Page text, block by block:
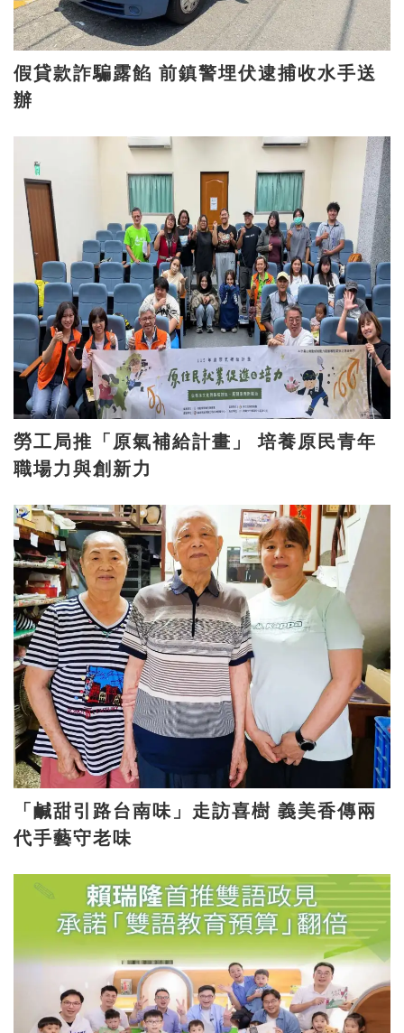
假貸款詐騙露餡 前鎮警埋伏逮捕收水手送
辦
勞工局推「原氣補給計畫」 培養原民青年
職場力與創新力
「鹹甜引路台南味」走訪喜樹 義美香傳兩
代手藝守老味